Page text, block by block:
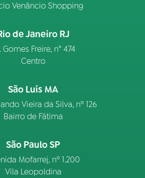
Venâncio Shopping
de Janeiro RJ
Gomes Freire, n° 474
Centro
São Luís MA
Vieira da Silva, nº 126
Bairro de Fátima
São Paulo SP
Mofarrej, nº 1.200
Vila Leopoldina